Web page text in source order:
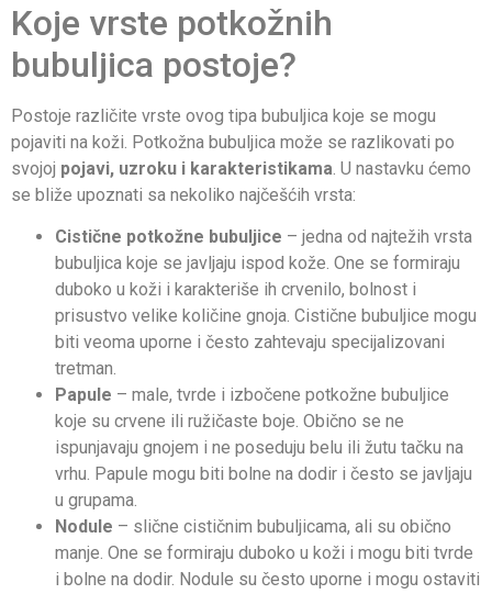
Koje vrste potkožnih
bubuljica postoje?
Postoje različite vrste ovog tipa bubuljica koje se mogu
pojaviti na koži. Potkožna bubuljica može se razlikovati po
svojoj pojavi, uzroku i karakteristikama . U nastavku ćemo
se bliže upoznati sa nekoliko najčešćih vrsta:
Cistične potkožne bubuljice – jedna od najtežih vrsta
bubuljica koje se javljaju ispod kože. One se formiraju
duboko u koži i karakteriše ih crvenilo, bolnost i
prisustvo velike količine gnoja. Cistične bubuljice mogu
biti veoma uporne i često zahtevaju specijalizovani
tretman.
Papule – male, tvrde i izbočene potkožne bubuljice
koje su crvene ili ružičaste boje. Obično se ne
ispunjavaju gnojem i ne poseduju belu ili žutu tačku na
vrhu. Papule mogu biti bolne na dodir i često se javljaju
u grupama.
Nodule – slične cističnim bubuljicama, ali su obično
manje. One se formiraju duboko u koži i mogu biti tvrde
i bolne na dodir. Nodule su često uporne i mogu ostaviti